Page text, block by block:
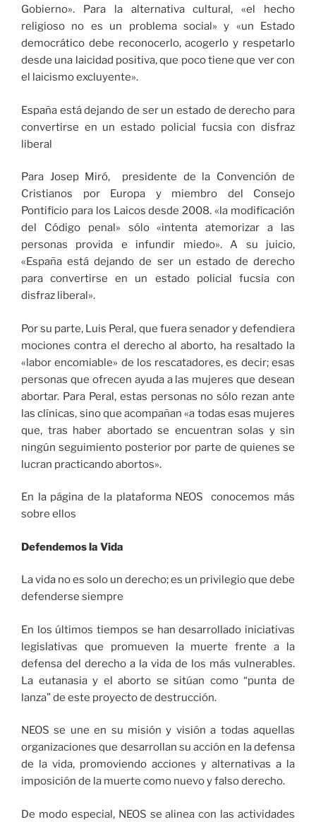
Gobierno». Para la alternativa cultural, «el hecho
religioso no es un problema social» y «un Estado
democrático debe reconocerlo, acogerlo y respetarlo
desde una laicidad positiva, que poco tiene que ver con
el laicismo excluyente».
España está dejando de ser un estado de derecho para
convertirse en un estado policial fucsia con disfraz
liberal
Para Josep Miró, presidente de la Convención de
Cristianos por Europa y miembro del Consejo
Pontificio para los Laicos desde 2008. «la modificación
del Código penal» sólo «intenta atemorizar a las
personas provida e infundir miedo». A su juicio,
«España está dejando de ser un estado de derecho
para convertirse en un estado policial fucsia con
disfraz liberal».
Por su parte, Luis Peral, que fuera senador y defendiera
mociones contra el derecho al aborto, ha resaltado la
«labor encomiable» de los rescatadores, es decir; esas
personas que ofrecen ayuda a las mujeres que desean
abortar. Para Peral, estas personas no sólo rezan ante
las clínicas, sino que acompañan «a todas esas mujeres
que, tras haber abortado se encuentran solas y sin
ningún seguimiento posterior por parte de quienes se
lucran practicando abortos».
En la página de la plataforma NEOS conocemos más
sobre ellos
Defendemos la Vida
La vida no es solo un derecho; es un privilegio que debe
defenderse siempre
En los últimos tiempos se han desarrollado iniciativas
legislativas que promueven la muerte frente a la
defensa del derecho a la vida de los más vulnerables.
La eutanasia y el aborto se sitúan como “punta de
lanza” de este proyecto de destrucción.
NEOS se une en su misión y visión a todas aquellas
organizaciones que desarrollan su acción en la defensa
de la vida, promoviendo acciones y alternativas a la
imposición de la muerte como nuevo y falso derecho.
De modo especial, NEOS se alinea con las actividades